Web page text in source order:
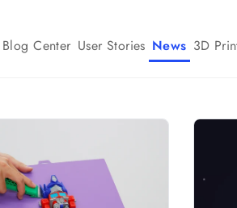
Blog Center User Stories News 3D